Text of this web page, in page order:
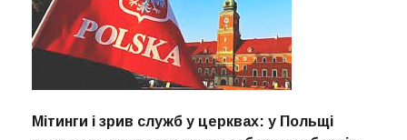
Мітинги і зрив служб у церквах: у Польщі